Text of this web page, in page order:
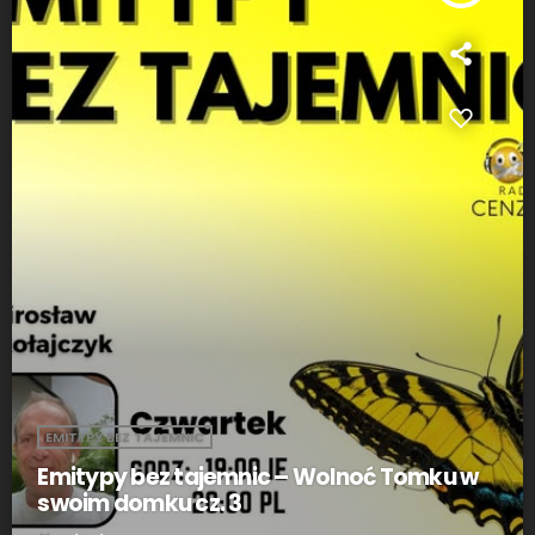
EMITYPY BEZ TAJEMNIC
Emitypy bez tajemnic – Wolnoć Tomku w
swoim domku cz. 3